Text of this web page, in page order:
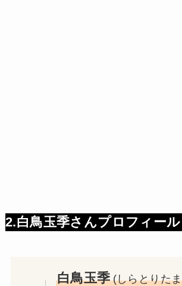
2.白鳥玉季さんプロフィール
白鳥玉季 (しらとりた